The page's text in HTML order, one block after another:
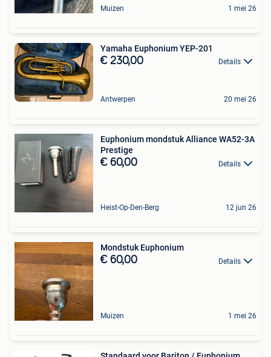
Muizen 1 mei 26
Yamaha Euphonium YEP-201
€ 230,00 Details
Antwerpen 20 mei 26
Euphonium mondstuk Alliance WA52-3A
Prestige
€ 60,00 Details
Heist-Op-Den-Berg 12 jun 26
Mondstuk Euphonium
€ 60,00 Details
Muizen 1 mei 26